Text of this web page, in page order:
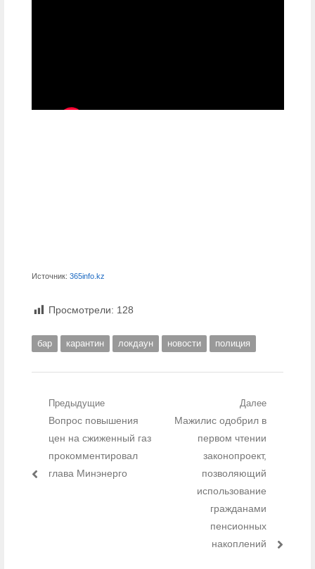
Источник: 365info.kz
Просмотрели: 128
бар карантин локдаун новости полиция
Навигация по записям
Предыдущие
Предыдущий пост:
Вопрос повышения
цен на сжиженный газ
прокомментировал
глава Минэнерго
Далее
Следующий пост:
Мажилис одобрил в
первом чтении
законопроект,
позволяющий
использование
гражданами
пенсионных
накоплений